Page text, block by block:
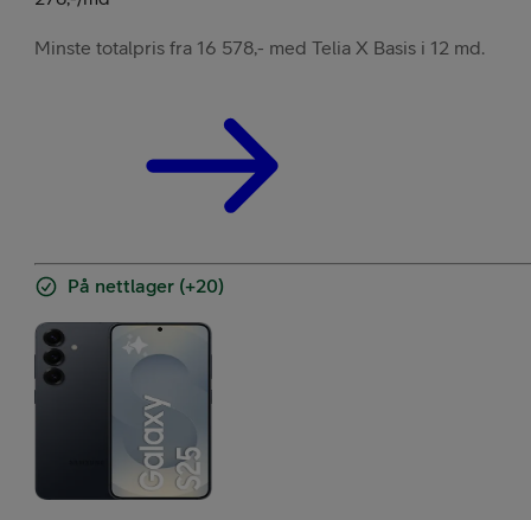
Minste totalpris fra 16 578,- med Telia X Basis i 12 md.
På nettlager (+20)